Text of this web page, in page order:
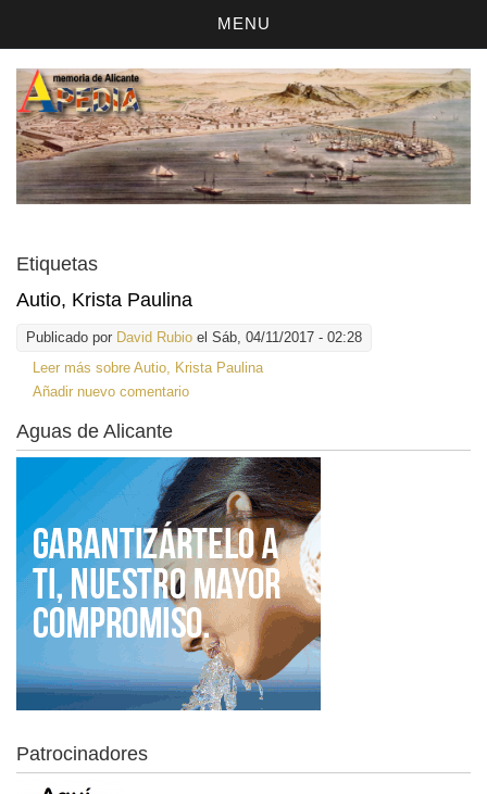
MENU
Etiquetas
Autio, Krista Paulina
Publicado por David Rubio el Sáb, 04/11/2017 - 02:28
Leer más sobre Autio, Krista Paulina
Añadir nuevo comentario
Aguas de Alicante
Patrocinadores